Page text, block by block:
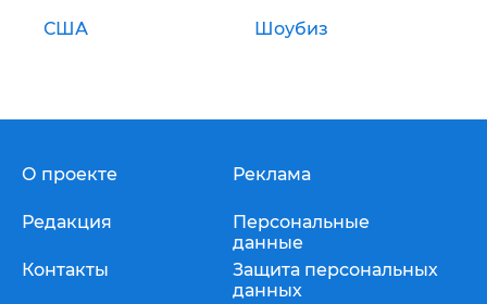
США Шоубиз
О проекте
Редакция
Контакты
Реклама
Персональные
данные
Защита персональных
данных